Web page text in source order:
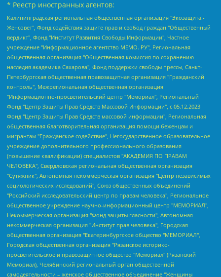
* Реестр иностранных агентов:
Калининградская региональная общественная организация "Экозащита!-Женсовет", Фонд содействия защите прав и свобод граждан "Общественный вердикт", Фонд "Институт Развития Свободы Информации", Частное учреждение "Информационное агентство МЕМО. РУ", Региональная общественная организация "Общественная комиссия по сохранению наследия академика Сахарова", Фонд поддержки свободы прессы, Санкт-Петербургская общественная правозащитная организация "Гражданский контроль", Межрегиональная общественная организация "Информационно-просветительский центр "Мемориал", Региональный Фонд "Центр Защиты Прав Средств Массовой Информации", с 05.12.2023 Фонд "Центр Защиты Прав Средств массовой информации", Региональная общественная благотворительная организация помощи беженцам и мигрантам "Гражданское содействие", Негосударственное образовательное учреждение дополнительного профессионального образования (повышение квалификации) специалистов "АКАДЕМИЯ ПО ПРАВАМ ЧЕЛОВЕКА", Свердловская региональная общественная организация "Сутяжник", Автономная некоммерческая организация "Центр независимых социологических исследований", Союз общественных объединений "Российский исследовательский центр по правам человека", Региональное общественное учреждение научно-информационный центр "МЕМОРИАЛ", Некоммерческая организация "Фонд защиты гласности", Автономная некоммерческая организация "Институт прав человека", Городская общественная организация "Екатеринбургское общество "МЕМОРИАЛ", Городская общественная организация "Рязанское историко-просветительское и правозащитное общество "Мемориал" (Рязанский Мемориал), Челябинский региональный орган общественной самодеятельности – женское общественное объединение "Женщины Евразии", Челябинский региональный орган общественной самодеятельности "Уральская правозащитная группа", Фонд содействия защите здоровья и социальной справедливости имени Андрея Рылькова, Автономная Некоммерческая Организация "Аналитический Центр Юрия Левады", Автономная некоммерческая организация социальной поддержки населения "Проект Апрель", Региональная общественная организация помощи женщинам и детям, находящимся в кризисной ситуации "Информационно-методический центр "Анна", Фонд содействия развитию массовых коммуникаций и правовому просвещению "Так-так-Так", Фонд содействия устойчивому развитию "Серебряная тайга", Свердловский региональный общественный фонд социальных проектов "Новое время", "Idel.Реалии", Кавказ.Реалии, Крым.Реалии, Телеканал Настоящее Время, Татаро-башкирская служба Радио Свобода (Azatliq Radiosi), Радио Свободная Европа/Радио Свобода (PCE/PC), "Сибирь.Реалии", "Фактограф", Благотворительный фонд помощи осужденным и их семьям, Автономная некоммерческая организация "Институт глобализации и социальных движений", Фонд "В защиту прав заключенных", Частное учреждение "Центр поддержки и содействия развитию средств массовой информации", Пензенский региональный общественный благотворительный фонд "Гражданский союз", "Север.Реалии", Некоммерческая организация Фонд "Правовая инициатива", Общество с ограниченной ответственностью "Радио Свободная Европа/Радио Свобода", Чешское информационное агентство "MEDIUM-ORIENT", Красноярская региональная общественная организация "Мы против СПИДа", Камалягин Денис Николаевич, Маркелов Сергей Евгеньевич, Пономарев Лев Александрович, Савицкая Людмила Алексеевна, Автономная некоммерческая организация "Центр по работе с проблемой насилия "НАСИЛИЮ.НЕТ", Межрегиональный профессиональный союз работников здравоохранения "Альянс врачей", Юридическое лицо, зарегистрированное в Латвийской Республике, SIA "Medusa Project" (регистрационный номер 40103797863, дата регистрации 10.06.2014), Некоммерческая организация "Фонд по борьбе с коррупцией", Автономная некоммерческая организация "Институт права и публичной политики", Баданин Роман Сергеевич, Гликин Максим Александрович, Железнова Мария Михайловна, Лукьянова Юлия Сергеевна, Маетная Елизавета Витальевна, Маняхин Петр Борисович, Чуракова Ольга Владимировна, Ярош Юлия Петровна, Юридическое лицо "The Insider SIA", зарегистрированное в Риге, Латвийская Республика (дата регистрации 26.06.2015), являющееся администратором доменного имени интернет-издания "The Insider SIA", https://theins.ru, Постернак Алексей Евгеньевич, Рубин Михаил Аркадьевич, Анин Роман Александрович, Юридическое лицо Istories fonds, зарегистрированное в Латвийской Республике (регистрационный номер 50008295751, дата регистрации 24.02.2020), Великовский Дмитрий Александрович, Долинина Ирина Николаевна, Мароховская Алеся Алексеевна, Шлейнов Роман Юрьевич, Шмагун Олеся Валентиновна, Общество с ограниченной ответственностью "Альтаир 2021", Общество с ограниченной ответственностью "Вега 2021", Общество с ограниченной ответственностью "Главный редактор 2021", Общество с ограниченной ответственностью "Ромашки монолит", Важенков Артем Валерьевич, Ивановская областная общественная организация "Центр гендерных исследований", Гурман Юрий Альбертович, Медиапроект "ОВД-Инфо", Егоров Владимир Владимирович, Жилинский Владимир Александрович, Общество с ограниченной ответственностью "ЗП", Иванова София Юрьевна, Карезина Инна Павловна, Кильтау Екатерина Викторовна, Петров Алексей Викторович, Пискунов Сергей Евгеньевич, Смирнов Сергей Сергеевич, Тихонов Михаил Сергеевич, Общество с ограниченной ответственностью "ЖУРНАЛИСТ-ИНОСТРАННЫЙ АГЕНТ", Арапова Галина Юрьевна, Вольтская Татьяна Анатольевна, Американская компания "Mason G.E.S. Anonymous Foundation" (США), являющаяся владельцем интернет-издания https://mnews.world/, Компания "Stichting Bellingcat", зарегистрированная в Нидерландах (дата регистрации 11.07.2018), Захаров Андрей Вячеславович, Клепиковская Екатерина Дмитриевна, Общество с ограниченной ответственностью "МЕМО", Перл Роман Александрович, Симонов Евгений Алексеевич, Соловьева Елена Анатольевна, Сотников Даниил Владимирович, Сурначева Елизавета Дмитриевна, Автономная некоммерческая организация по защите прав человека и информированию населения "Якутия – Наше Мнение", Общество с ограниченной ответственностью "Москоу диджитал медиа", с 26.01.2023 Общество с ограниченной ответственностью "Чайка Белые сады", Ветошкина Валерия Валерьевна, Заговора Максим Александрович, Межрегиональное общественное движение "Российская ЛГБТ - сеть", Оленичев Максим Владимирович, Павлов Иван Юрьевич, Скворцова Елена Сергеевна, Общество с ограниченной ответственностью "Как бы инагент", Кочетков Игорь Викторович, Общество с ограниченной ответственностью "Честные выборы", Еланчик Олег Александрович, Общество с ограниченной ответственностью "Нобелевский призыв", Гималова Регина Эмилевна, Григорьев Андрей Валерьевич, Григорьева Алина Александровна, Ассоциация по содействию защите прав призывников, альтернативнослужащих и военнослужащих "Правозащитная группа "Гражданин.Армия.Право", Хисамова Регина Фаритовна, Автономная некоммерческая организация по реализации социально-правовых программ "Лилит", Дальневосточное общественное движение "Маяк", Санкт-Петербургская ЛГБТ-инициативная группа "Выход", Инициативная группа ЛГБТ+ "Реверс", Алексеев Андрей Викторович, Бекбулатова Таисия Львовна, Беляев Иван Михайлович, Владыкина Елена Сергеевна, Гельман Марат Александрович, Никульшина Вероника Юрьевна, Толоконникова Надежда Андреевна, Шендерович Виктор Анатольевич, Общество с ограниченной ответственностью "Данное сообщение", Общество с ограниченной ответственностью Издательский дом "Новая глава", Айнбиндер Александра Александровна, Московский комьюнити-центр для ЛГБТ+инициатив, Благотворительный фонд развития филантропии, Deutsche Welle (Германия, Kurt-Schumacher-Strasse 3, 53113 Bonn), Борзунова Мария Михайловна, Воробьев Виктор Викторович, Голубева Анна Львовна, Константинова Алла Михайловна, Малкова Ирина Владимировна, Мурадов Мурад Абдулгалимович, Осетинская Елизавета Николаевна, Понасенков Евгений Николаевич, Ганапольский Матвей Юрьевич, Киселев Евгений Алексеевич, Борухович Ирина Григорьевна, Дремин Иван Тимофеевич, Дубровский Дмитрий Викторович, Красноярская региональная общественная организация поддержки и развития альтернативных образовательных технологий и межкультурных коммуникаций "ИНТЕРРА", Маяковская Екатерина Алексеевна, Фейгин Марк Захарович, Филимонов Андрей Викторович, Дзугкоева Регина Николаевна, Доброхотов Роман Александрович, Дудь Юрий Александрович, Елкин Сергей Владимирович, Кругликов Кирилл Игоревич, Сабунаева Мария Леонидовна, Семенов Алексей Владимирович, Шаинян Карен Багратович, Шульман Екатерина Михайловна, Асафьев Артур Валерьевич, Вахштайн Виктор Семенович, Венедиктов Алексей Алексеевич, Лушникова Екатерина Евгеньевна, Волков Леонид Михайлович, Невзоров Александр Глебович, Пархоменко Сергей Борисович, Сироткин Ярослав Николаевич, Кара-Мурза Владимир Владимирович, Баранова Наталья Владимировна, Гозман Леонид Яковлевич, Кагарлицкий Борис Юльевич, Климарев Михаил Валерьевич, Милов Владимир Станиславович, Автономная некоммерческая организация Краснодарский центр современного искусства "Типография", Моргенштерн Алишер Тагирович, Соболь Любовь Эдуардовна, Общество с ограниченной ответственностью "ЛИЗА НОРМ", Каспаров Гарри Кимович, Ходорковский Михаил Борисович, Общество с ограниченной ответственностью "Апрельские тезисы", Данилович Ирина Брониславовна, Кашин Олег Владимирович, Петров Николай Владимирович, Пивоваров Алексей Владимирович, Соколов Михаил Владимирович, Цветкова Юлия Владимировна, Чичваркин Евгений Александрович, Комитет против пыток/Команда против пыток, Общество с ограниченной ответственностью "Первый научный", Общество с ограниченной ответственностью "Вертолет и ко", Белоцерковская Вероника Борисовна, Кац Максим Евгеньевич, Лазарева Татьяна Юрьевна, Шаведдинов Руслан Табризович, Яшин Илья Валерьевич, Общество с ограниченной ответственностью "Иноагент ААВ", Алешковский Дмитрий Петрович, Альбац Евгения Марковна, Быков Дмитрий Львович, Галямина Юлия Евгеньевна, Лойко Сергей Леонидович, Мартынов Кирилл Константинович, Медведев Сергей Александрович, Крашенинников Федор Геннадиевич, Гордеева Катерина Вл